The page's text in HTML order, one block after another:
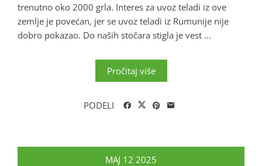
trenutno oko 2000 grla. Interes za uvoz teladi iz ove
zemlje je povećan, jer se uvoz teladi iz Rumunije nije
dobro pokazao. Do naših stočara stigla je vest ...
Pročitaj više
PODELI
MAJ 12 2025